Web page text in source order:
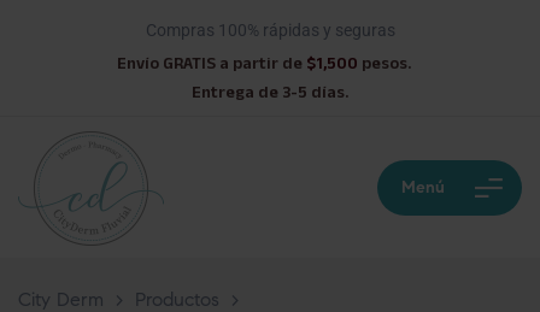
Compras 100% rápidas y seguras
Envío GRATIS a partir de $1,500 pesos.
Entrega de 3-5 días.
Menú
City Derm > Productos
>